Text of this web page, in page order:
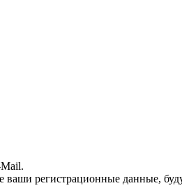
ваши регистрационные данные,